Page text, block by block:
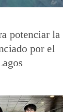
potenciar la
por el